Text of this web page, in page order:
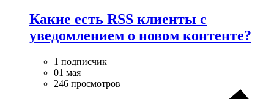
Какие есть RSS клиенты с
уведомлением о новом контенте?
1 подписчик
01 мая
246 просмотров